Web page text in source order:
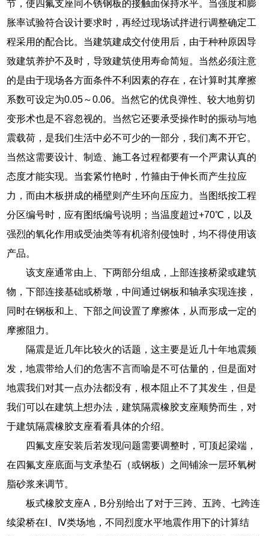
节，使四氟支座同不锈钢板的接触面保持水平。当强度和膨
胀率试验符合设计要求时，再经过现场试拌进行调整确定工
程采用的配合比。当建筑建成交付使用后，由于种种原因导
致建筑养护不及时，导致建筑使用寿命简短。当然必须注意
的是由于现场各方面条件不利因素的存在，在计算时其摩擦
系数可设定为0.05～0.06。当然它的优良弹性、较大地剪切
变形术也是不容忽视的。当然它还要承受操作时的振动与地
震载荷，是我们生活中必不可少的一部分，我们离不开它。
当然这需要设计、制造、施工各过程都要有一个严肃认真的
态度才能实现。当套紧竹艳时，竹箍由于伸长而产生拉应
力，而由木板拼成的桶壁则产生环向压应力。当图纸按工程
分区编号时，应有图纸编号说明；当温度超过+70℃，以及
强烈的氧化作用或受油类等有机溶剂侵蚀时，均不得使用该
产品。
该支座通常由上、下两部分组成，上部连接桥梁或建筑
物，下部连接基础或桥墩，中间通过钢板和轴承实现连接，
同时在钢板和上、下部之间设置了摩擦体，从而形成一定的
摩擦阻力。
隔震是近几年比较火的话题，这主要是近几十年地震频
发，地震带给人们的危害不言而喻是不可估量的，但是面对
地震我们对其一点办法都没有，根本阻止不了其发生，但是
我们可以在建筑上想办法，建筑隔震橡胶支座顺势而生，对
于建筑隔震橡胶支座看看具体的介绍。
四氟支座安装后若发现问题需要调整时，可顶起梁端，
在四氟支座底面与支承垫石（或钢板）之间铺涂一层环氧树
脂砂浆来调节。
板式橡胶支座A，B分别给出了对于三跨、五跨、七跨连
续梁桥在Ⅰ、Ⅳ类场地，不同烈度水平地震作用下的计算结